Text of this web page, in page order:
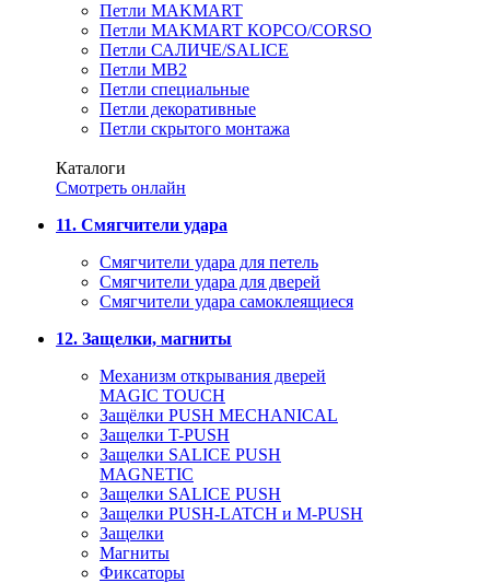
Петли MAKMART
Петли MAKMART КОРСО/CORSO
Петли САЛИЧЕ/SALICE
Петли MB2
Петли специальные
Петли декоративные
Петли скрытого монтажа
Каталоги
Смотреть онлайн
11. Смягчители удара
Смягчители удара для петель
Смягчители удара для дверей
Cмягчители удара самоклеящиеся
12. Защелки, магниты
Механизм открывания дверей
MAGIC TOUCH
Защёлки PUSH MECHANICAL
Защелки T-PUSH
Защелки SALICE PUSH
MAGNETIC
Защелки SALICE PUSH
Защелки PUSH-LATCH и M-PUSH
Защелки
Магниты
Фиксаторы